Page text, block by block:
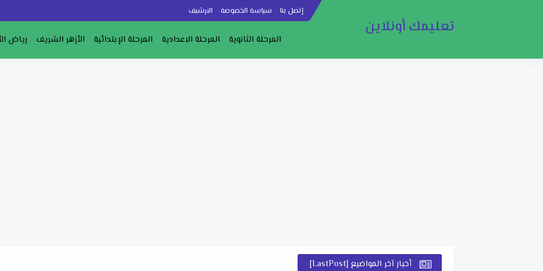
إتصل بنا سياسة الخصوصة الارشيف
تعليمك أونلاين
المرحلة الثانوية المرحلة الاعدادية المرحلة الإبتدائية الأزهر الشريف رياض
أخبار آخر المواضيع [LastPost]